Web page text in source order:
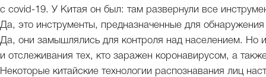
с covid-19. У Китая он был: там развернули все
Да, это инструменты, предназначенные для
Да, они замышлялись для контроля над населением. Но
и отслеживания тех, кто заражен коронавирусом, а
Некоторые китайские технологии распознавания лиц